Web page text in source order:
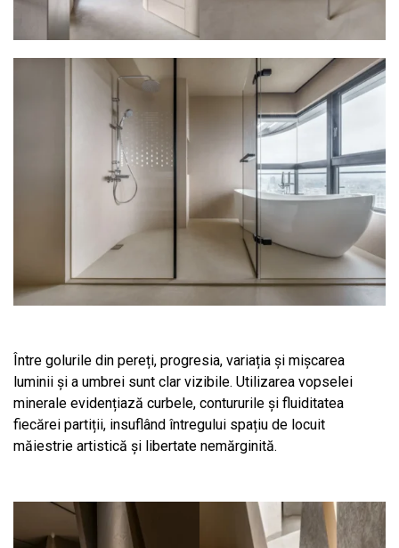
Între golurile din pereți, progresia, variația și mișcarea
luminii și a umbrei sunt clar vizibile. Utilizarea vopselei
minerale evidențiază curbele, contururile și fluiditatea
fiecărei partiții, insuflând întregului spațiu de locuit
măiestrie artistică și libertate nemărginită.